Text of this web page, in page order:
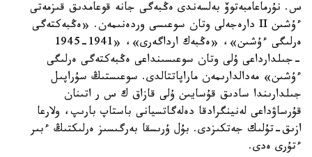
س. نۇرماعامبەتوۆ بەلسەندى ەڭبەگى جانە قوعامدىق قىزمەتى
ءۇشىن II دارەجەلى وتان سوعىسى وردەنىمەن. «ەڭبەكتەگى
ەرلىگى ءۇشىن»، «ەڭبەك ارداگەرى»، «1941-1945
-جىلدارداعى ۇلى وتان سوعىسىنداعى ەڭبەكتەگى ەرلىگى
ءۇشىن» مەدالدارىمەن ماراپاتتالدى. سوعىستىڭ سۇراپىل
جىلدارىندا سادىق قۇسايىن ۇلى قازاق ك س ر اتىنان
قۇرساۋداعى لەنينگرادقا دەلەگاتسيانى باستاپ بارىپ، ولارعا
ازىق-تۇلىك جەتكىزدى. بۇل ۇرىسقا بەرگىسىز ەرلىكتىڭ ءبىر
ءتۇرى ەدى.